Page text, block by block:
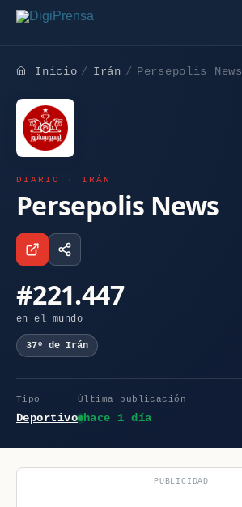
Inicio Irán Persepolis News
DIARIO · IRÁN
Persepolis News
#221.447
en el mundo
37º de Irán
Tipo
Deportivo
Última publicación
hace 1 día
PUBLICIDAD